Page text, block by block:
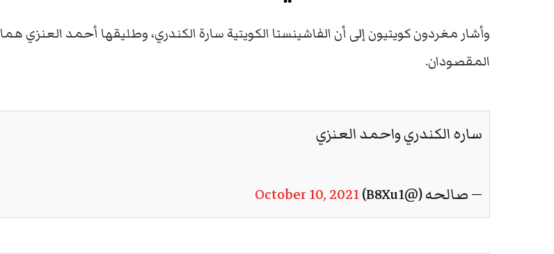
وأشار مغردون كويتيون إلى أن الفاشينستا الكويتية سارة الكندري، وطليقها أحمد العنزي هما
المقصودان.
ساره الكندري واحمد العنزي
— صالحه (@B8Xu1) October 10, 2021